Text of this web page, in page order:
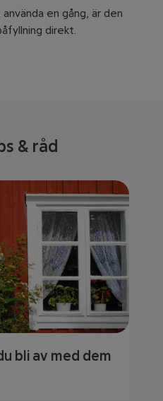
en gång, är den
direkt.
& råd
bli av med dem